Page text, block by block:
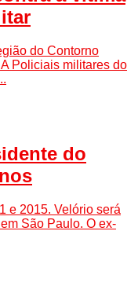
do Contorno
Policiais militares do
do
e 2015. Velório será
São Paulo. O ex-